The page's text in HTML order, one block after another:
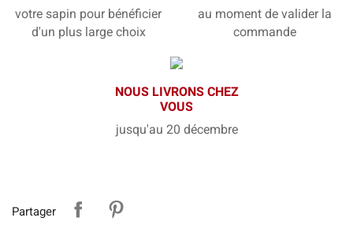
votre sapin pour bénéficier
d'un plus large choix
au moment de valider la
commande
NOUS LIVRONS CHEZ
VOUS
jusqu'au 20 décembre
Partager